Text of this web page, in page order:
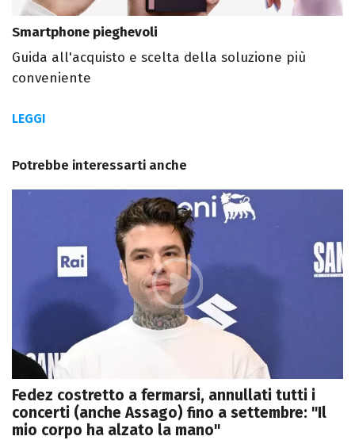
Smartphone pieghevoli
Guida all'acquisto e scelta della soluzione più
conveniente
LEGGI
Potrebbe interessarti anche
Fedez costretto a fermarsi, annullati tutti i
concerti (anche Assago) fino a settembre: "Il
mio corpo ha alzato la mano"